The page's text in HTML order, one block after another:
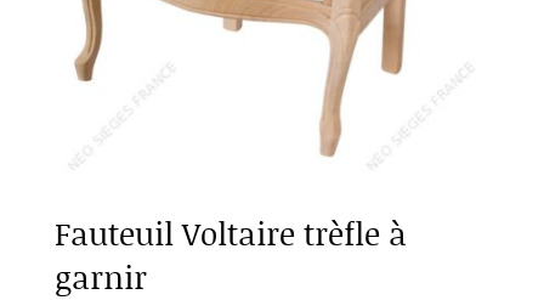
Fauteuil Voltaire trèfle à
garnir